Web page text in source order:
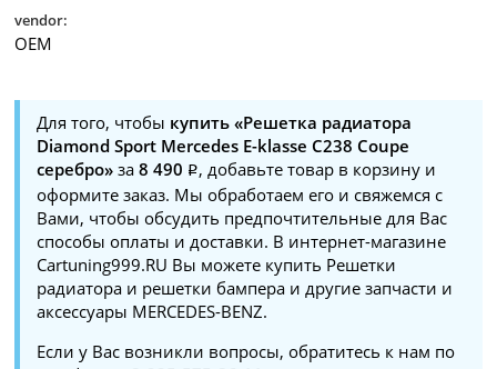
vendor:
OEM
Для того, чтобы купить «Решетка радиатора
Diamond Sport Mercedes E-klasse C238 Coupe
серебро» за8 490
, добавьте товар в корзину и
оформите заказ. Мы обработаем его и свяжемся с
Вами, чтобы обсудить предпочтительные для Вас
способы оплаты и доставки. В интернет-магазине
Cartuning999.RU Вы можете купить Решетки
радиатора и решетки бампера и другие запчасти и
аксессуары MERCEDES-BENZ.
Если у Вас возникли вопросы, обратитесь к нам по